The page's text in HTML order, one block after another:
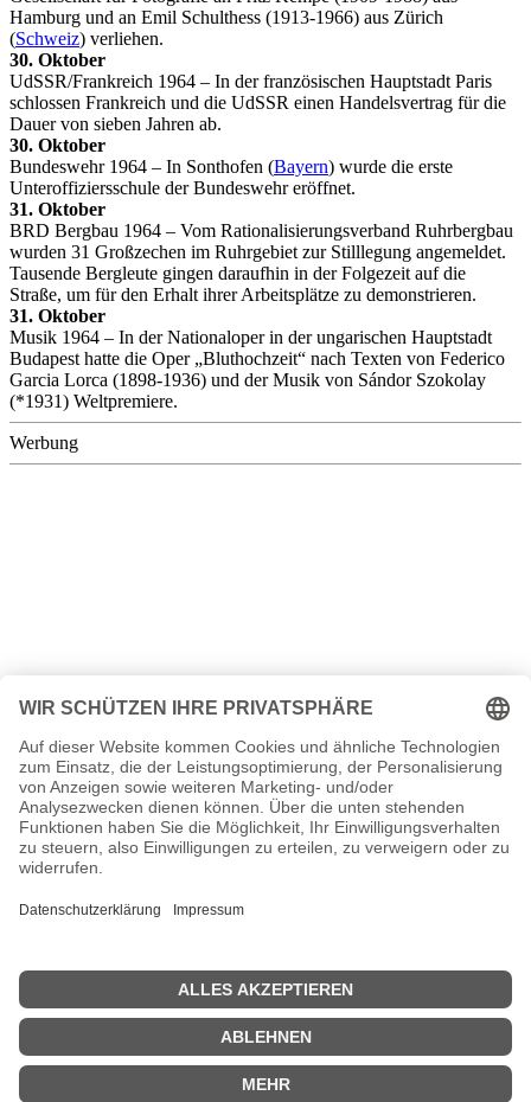
Hamburg und an Emil Schulthess (1913-1966) aus Zürich
(Schweiz) verliehen.
30. Oktober
UdSSR/Frankreich 1964 – In der französischen Hauptstadt Paris
schlossen Frankreich und die UdSSR einen Handelsvertrag für die
Dauer von sieben Jahren ab.
30. Oktober
Bundeswehr 1964 – In Sonthofen (Bayern) wurde die erste
Unteroffiziersschule der Bundeswehr eröffnet.
31. Oktober
BRD Bergbau 1964 – Vom Rationalisierungsverband Ruhrbergbau
wurden 31 Großzechen im Ruhrgebiet zur Stilllegung angemeldet.
Tausende Bergleute gingen daraufhin in der Folgezeit auf die
Straße, um für den Erhalt ihrer Arbeitsplätze zu demonstrieren.
31. Oktober
Musik 1964 – In der Nationaloper in der ungarischen Hauptstadt
Budapest hatte die Oper „Bluthochzeit“ nach Texten von Federico
Garcia Lorca (1898-1936) und der Musik von Sándor Szokolay
(*1931) Weltpremiere.
Werbung
Das geschah 1963|Das geschah 1965